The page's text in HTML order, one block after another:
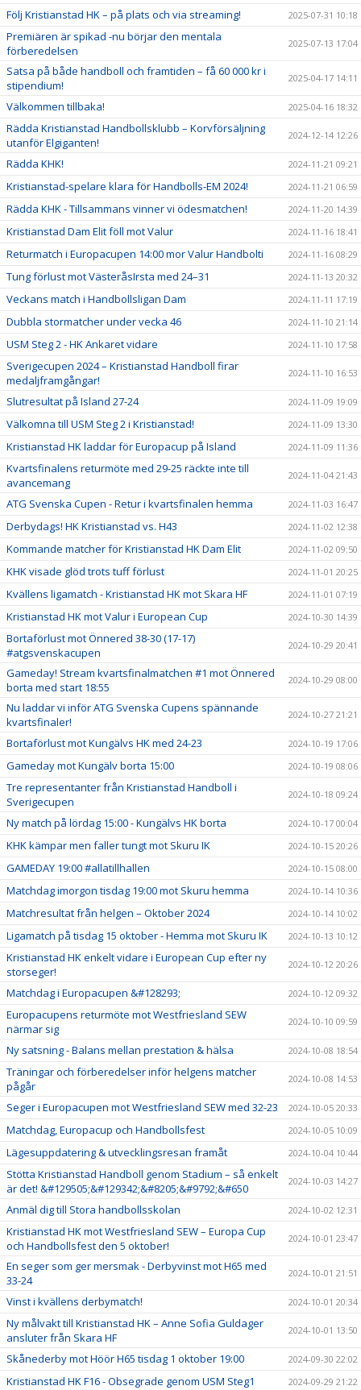
Följ Kristianstad HK – på plats och via streaming! 2025-07-31 10:18
Premiären är spikad -nu börjar den mentala
förberedelsen
2025-07-13 17:04
Satsa på både handboll och framtiden – få 60 000 kr i
stipendium!
2025-04-17 14:11
Välkommen tillbaka! 2025-04-16 18:32
Rädda Kristianstad Handbollsklubb – Korvförsäljning
utanför Elgiganten!
2024-12-14 12:26
Rädda KHK! 2024-11-21 09:21
Kristianstad-spelare klara för Handbolls-EM 2024! 2024-11-21 06:59
Rädda KHK - Tillsammans vinner vi ödesmatchen! 2024-11-20 14:39
Kristianstad Dam Elit föll mot Valur 2024-11-16 18:41
Returmatch i Europacupen 14:00 mor Valur Handbolti 2024-11-16 08:29
Tung förlust mot VästeråsIrsta med 24–31 2024-11-13 20:32
Veckans match i Handbollsligan Dam 2024-11-11 17:19
Dubbla stormatcher under vecka 46 2024-11-10 21:14
USM Steg 2 - HK Ankaret vidare 2024-11-10 17:58
Sverigecupen 2024 – Kristianstad Handboll firar
medaljframgångar!
2024-11-10 16:53
Slutresultat på Island 27-24 2024-11-09 19:09
Välkomna till USM Steg 2 i Kristianstad! 2024-11-09 13:30
Kristianstad HK laddar för Europacup på Island 2024-11-09 11:36
Kvartsfinalens returmöte med 29-25 räckte inte till
avancemang
2024-11-04 21:43
ATG Svenska Cupen - Retur i kvartsfinalen hemma 2024-11-03 16:47
Derbydags! HK Kristianstad vs. H43 2024-11-02 12:38
Kommande matcher för Kristianstad HK Dam Elit 2024-11-02 09:50
KHK visade glöd trots tuff förlust 2024-11-01 20:25
Kvällens ligamatch - Kristianstad HK mot Skara HF 2024-11-01 07:19
Kristianstad HK mot Valur i European Cup 2024-10-30 14:39
Bortaförlust mot Önnered 38-30 (17-17)
#atgsvenskacupen
2024-10-29 20:41
Gameday! Stream kvartsfinalmatchen #1 mot Önnered
borta med start 18:55
2024-10-29 08:00
Nu laddar vi inför ATG Svenska Cupens spännande
kvartsfinaler!
2024-10-27 21:21
Bortaförlust mot Kungälvs HK med 24-23 2024-10-19 17:06
Gameday mot Kungälv borta 15:00 2024-10-19 08:06
Tre representanter från Kristianstad Handboll i
Sverigecupen
2024-10-18 09:24
Ny match på lördag 15:00 - Kungälvs HK borta 2024-10-17 00:04
KHK kämpar men faller tungt mot Skuru IK 2024-10-15 20:26
GAMEDAY 19:00 #allatillhallen 2024-10-15 08:00
Matchdag imorgon tisdag 19:00 mot Skuru hemma 2024-10-14 10:36
Matchresultat från helgen – Oktober 2024 2024-10-14 10:02
Ligamatch på tisdag 15 oktober - Hemma mot Skuru IK 2024-10-13 10:12
Kristianstad HK enkelt vidare i European Cup efter ny
storseger!
2024-10-12 20:26
Matchdag i Europacupen &#128293; 2024-10-12 09:32
Europacupens returmöte mot Westfriesland SEW
närmar sig
2024-10-10 09:59
Ny satsning - Balans mellan prestation & hälsa 2024-10-08 18:54
Träningar och förberedelser inför helgens matcher
pågår
2024-10-08 14:53
Seger i Europacupen mot Westfriesland SEW med 32-23 2024-10-05 20:33
Matchdag, Europacup och Handbollsfest 2024-10-05 10:09
Lägesuppdatering & utvecklingsresan framåt 2024-10-04 10:44
Stötta Kristianstad Handboll genom Stadium – så enkelt
är det! &#129505;&#129342;&#8205;&#9792;&#650
2024-10-03 14:27
Anmäl dig till Stora handbollsskolan 2024-10-02 12:31
Kristianstad HK mot Westfriesland SEW – Europa Cup
och Handbollsfest den 5 oktober!
2024-10-01 23:47
En seger som ger mersmak - Derbyvinst mot H65 med
33-24
2024-10-01 21:51
Vinst i kvällens derbymatch! 2024-10-01 20:34
Ny målvakt till Kristianstad HK – Anne Sofia Guldager
ansluter från Skara HF
2024-10-01 13:50
Skånederby mot Höör H65 tisdag 1 oktober 19:00 2024-09-30 22:02
Kristianstad HK F16 - Obsegrade genom USM Steg1 2024-09-29 21:22